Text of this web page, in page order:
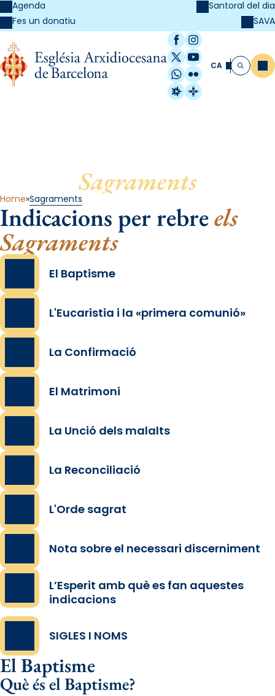
Agenda
Fes un donatiu
Santoral del dia
SAVA
Facebook
Instagram
X / Twitter
YouTube
WhatsApp
Flickr
Radio Estel
Catalunya
CA Cerca
Sagraments
Home Sagraments
Indicacions per rebreels
Sagraments
El Baptisme
L'Eucaristia i la «primera comunió»
La Confirmació
El Matrimoni
La Unció dels malalts
La Reconciliació
L'Orde sagrat
Nota sobre el necessari discerniment
L’Esperit amb què es fan aquestes
indicacions
SIGLES I NOMS
El Baptisme
Què és el Baptisme?